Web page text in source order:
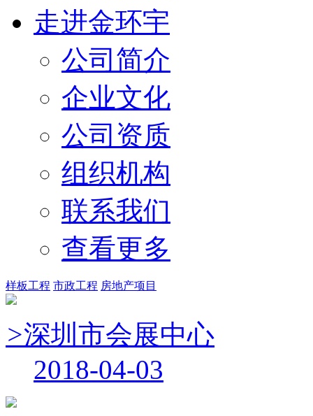
走进金环宇
公司简介
企业文化
公司资质
组织机构
联系我们
查看更多
样板工程 市政工程 房地产项目
>深圳市会展中心
2018-04-03